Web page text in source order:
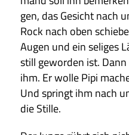
gen, das Gesicht nach
Rock nach oben
Augen und ein seli­ges
still gewor­den ist.
ihm. Er wolle Pipi
Und springt ihm nach
die Stille.